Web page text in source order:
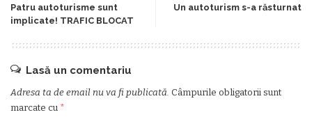
Patru autoturisme sunt
implicate! TRAFIC BLOCAT
Un autoturism s-a răsturnat
Lasă un comentariu
Adresa ta de email nu va fi publicată. Câmpurile obligatorii sunt
marcate cu *